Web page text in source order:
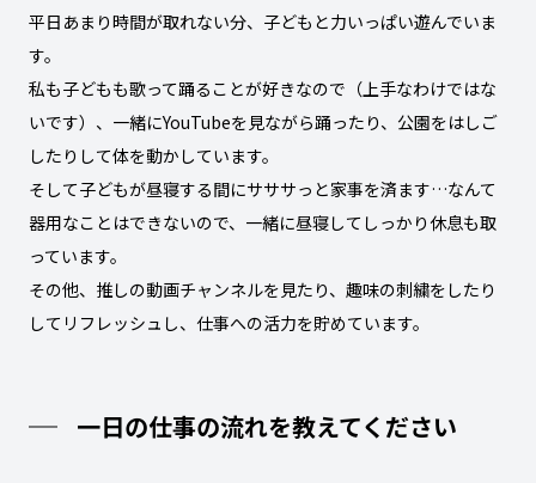
平日あまり時間が取れない分、子どもと力いっぱい遊んでいま
す。
私も子どもも歌って踊ることが好きなので（上手なわけではな
いです）、一緒にYouTubeを見ながら踊ったり、公園をはしご
したりして体を動かしています。
そして子どもが昼寝する間にサササっと家事を済ます…なんて
器用なことはできないので、一緒に昼寝してしっかり休息も取
っています。
その他、推しの動画チャンネルを見たり、趣味の刺繍をしたり
してリフレッシュし、仕事への活力を貯めています。
一日の仕事の流れを教えてください